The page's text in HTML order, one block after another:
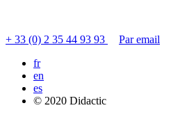
+ 33 (0) 2 35 44 93 93
Par email
fr
en
es
© 2020 Didactic